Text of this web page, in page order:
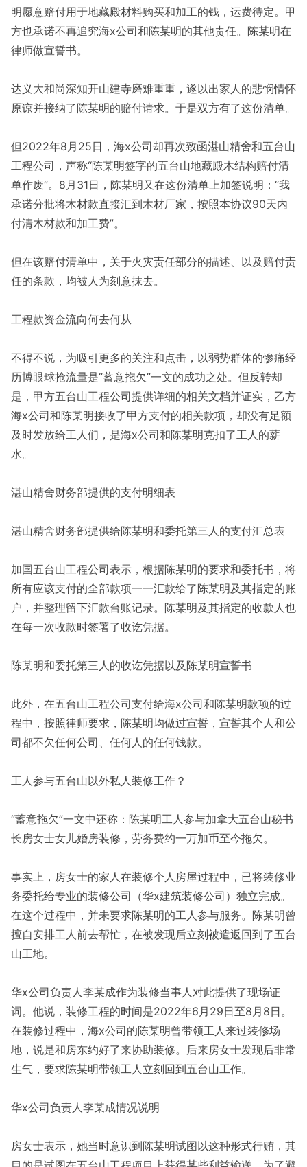
明愿意赔付用于地藏殿材料购买和加工的钱，运费待定。甲
方也承诺不再追究海x公司和陈某明的其他责任。陈某明在
律师做宣誓书。
达义大和尚深知开山建寺磨难重重，遂以出家人的悲悯情怀
原谅并接纳了陈某明的赔付请求。于是双方有了这份清单。
但2022年8月25日，海x公司却再次致函湛山精舍和五台山
工程公司，声称“陈某明签字的五台山地藏殿木结构赔付清
单作废”。8月31日，陈某明又在这份清单上加签说明：“我
承诺分批将木材款直接汇到木材厂家，按照本协议90天内
付清木材款和加工费”。
但在该赔付清单中，关于火灾责任部分的描述、以及赔付责
任的条款，均被人为刻意抹去。
工程款资金流向何去何从
不得不说，为吸引更多的关注和点击，以弱势群体的惨痛经
历博眼球抢流量是“蓄意拖欠”一文的成功之处。但反转却
是，甲方五台山工程公司提供详细的相关文档并证实，乙方
海x公司和陈某明接收了甲方支付的相关款项，却没有足额
及时发放给工人们，是海x公司和陈某明克扣了工人的薪
水。
湛山精舍财务部提供的支付明细表
湛山精舍财务部提供给陈某明和委托第三人的支付汇总表
加国五台山工程公司表示，根据陈某明的要求和委托书，将
所有应该支付的全部款项一一汇款给了陈某明及其指定的账
户，并整理留下汇款台账记录。陈某明及其指定的收款人也
在每一次收款时签署了收讫凭据。
陈某明和委托第三人的收讫凭据以及陈某明宣誓书
此外，在五台山工程公司支付给海x公司和陈某明款项的过
程中，按照律师要求，陈某明均做过宣誓，宣誓其个人和公
司都不欠任何公司、任何人的任何钱款。
工人参与五台山以外私人装修工作？
“蓄意拖欠”一文中还称：陈某明工人参与加拿大五台山秘书
长房女士女儿婚房装修，劳务费约一万加币至今拖欠。
事实上，房女士的家人在装修个人房屋过程中，已将装修业
务委托给专业的装修公司（华x建筑装修公司）独立完成。
在这个过程中，并未要求陈某明的工人参与服务。陈某明曾
擅自安排工人前去帮忙，在被发现后立刻被遣返回到了五台
山工地。
华x公司负责人李某成作为装修当事人对此提供了现场证
词。他说，装修工程的时间是2022年6月29日至8月8日。
在装修过程中，海x公司的陈某明曾带领工人来过装修场
地，说是和房东约好了来协助装修。后来房女士发现后非常
生气，要求陈某明带领工人立刻回到五台山工作。
华x公司负责人李某成情况说明
房女士表示，她当时意识到陈某明试图以这种形式行贿，其